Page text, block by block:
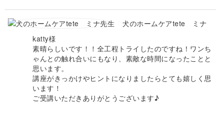
犬のホームケアtete ミナ
katty様
素晴らしいです！！全工程トライしたのですね！ワンち
ゃんとの触れ合いにもなり、素敵な時間になったことと
思います。
講座がきっかけやヒントになりましたらとても嬉しく思
います！
ご受講いただきありがとうございます♪